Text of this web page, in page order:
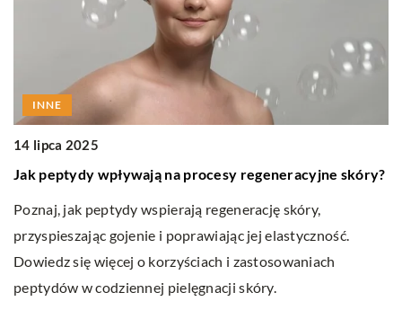
INNE
14 lipca 2025
Jak peptydy wpływają na procesy regeneracyjne skóry?
Poznaj, jak peptydy wspierają regenerację skóry,
przyspieszając gojenie i poprawiając jej elastyczność.
Dowiedz się więcej o korzyściach i zastosowaniach
peptydów w codziennej pielęgnacji skóry.